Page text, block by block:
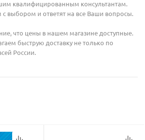
квалифицированным консультантам.
выбором и ответят на все Ваши вопросы.
что цены в нашем магазине доступные.
быструю доставку не только по
России.